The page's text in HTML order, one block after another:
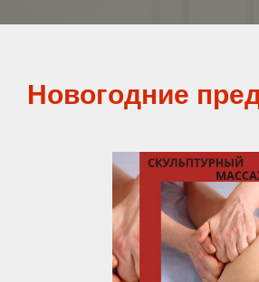
Новогодние